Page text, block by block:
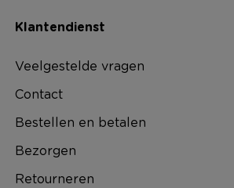
Klantendienst
Veelgestelde vragen
Contact
Bestellen en betalen
Bezorgen
Retourneren